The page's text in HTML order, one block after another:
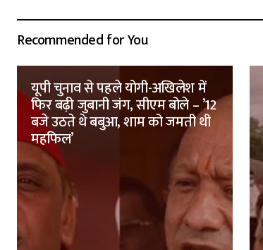
Recommended for You
यूपी चुनाव से पहले योगी-अखिलेश में
फिर बढ़ी जुबानी जंग, सीएम बोले – ’12
बजे उठते थे बबुआ, शाम को जमती थी
महफिल’